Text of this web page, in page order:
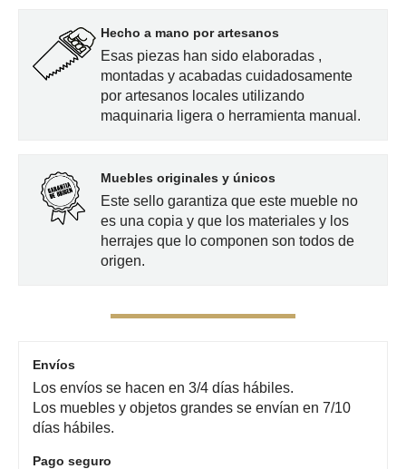
Hecho a mano por artesanos
Esas piezas han sido elaboradas ,
montadas y acabadas cuidadosamente
por artesanos locales utilizando
maquinaria ligera o herramienta manual.
Muebles originales y únicos
Este sello garantiza que este mueble no
es una copia y que los materiales y los
herrajes que lo componen son todos de
origen.
Envíos
Los envíos se hacen en 3/4 días hábiles.
Los muebles y objetos grandes se envían en 7/10
días hábiles.
Pago seguro